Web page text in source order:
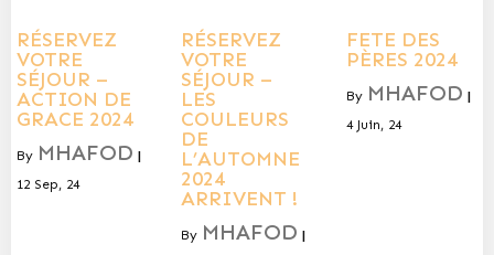
RÉSERVEZ
VOTRE
SÉJOUR –
ACTION DE
GRACE 2024
By MHAFOD |
12 Sep, 24
RÉSERVEZ
VOTRE
SÉJOUR –
LES
COULEURS
DE
L’AUTOMNE
2024
ARRIVENT !
By MHAFOD |
FETE DES
PÈRES 2024
By MHAFOD |
4 Juin, 24